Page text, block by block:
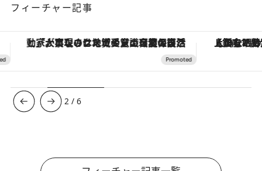
フィーチャー記事
「大事なのは地域の意識を変えること」。ロレックス賞受賞の自然保護活動家が実現させたナイジェリアの自然環境の復活 【銀座で出合う最旬美容】美髪ケアや上
2 /6